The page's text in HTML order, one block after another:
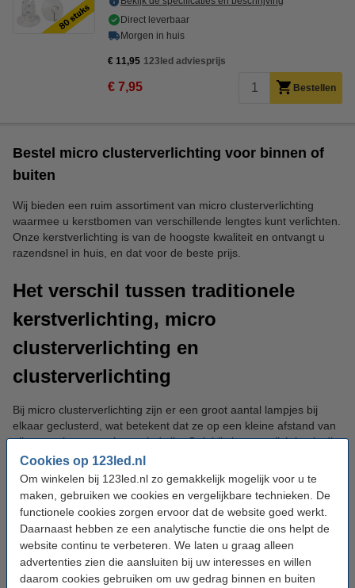
Cookies op 123led.nl
Om winkelen bij 123led.nl zo gemakkelijk mogelijk voor u te
maken, gebruiken we cookies en vergelijkbare technieken. De
functionele cookies zorgen ervoor dat de website goed werkt.
Daarnaast hebben ze een analytische functie die ons helpt de
website continu te verbeteren. We laten u graag alleen
advertenties zien die aansluiten bij uw interesses en willen
daarom cookies gebruiken om uw gedrag binnen en buiten
Direct leverbaar
Morgen in huis
€ 11,95 123led adviesprijs
€ 7,95 Bestellen
Bestel micro clusterverlichting voor binnen of
buiten
Wij bieden een ruim assortiment van micro clusterverlichting
waarmee u kerstbomen van verschillende lengtes kunt verlichten.
Onze kerstverlichting is van de hoogste kwaliteit en ontvangt u
razendsnel in huis, en dat voor de beste prijs.
Het verschil tussen traditionele
kerstverlichting, micro
clusterverlichting en
clusterverlichting
Bij micro clusterverlichting zijn er een groot aantal lampjes bij
elkaar geclusterd, wat betekent dat ze op een kleine afstand van
elkaar op het snoer bevestigd zijn. Ook bij clusterverlichting is dit
het geval. Het verschil is echter dat clusterverlichting nóg meer
lampjes bevat, micro clusterverlichting is hier een gematigde
variant van. Traditionele kerstverlichting is ook weer anders,
omdat de lampjes bij deze gewone kerstverlichting op een
grotere afstand van elkaar gemonteerd zijn. In een overzicht
betekent dit het volgende:
Traditionele kerstverlichting:ongeveer 13 led lampjes per
meter.